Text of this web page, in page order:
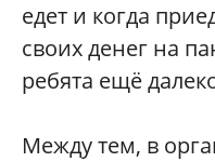
едет и когда
своих денег на
ребята ещё
Между тем, в